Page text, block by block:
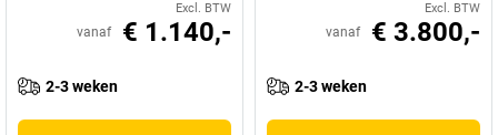
Excl. BTW
vanaf € 1.140,-
2-3 weken
Excl. BTW
vanaf € 3.800,-
2-3 weken